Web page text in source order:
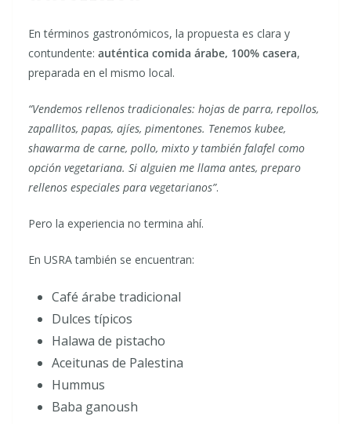
En términos gastronómicos, la propuesta es clara y
contundente: auténtica comida árabe, 100% casera,
preparada en el mismo local.
“Vendemos rellenos tradicionales: hojas de parra, repollos,
zapallitos, papas, ajíes, pimentones. Tenemos kubee,
shawarma de carne, pollo, mixto y también falafel como
opción vegetariana. Si alguien me llama antes, preparo
rellenos especiales para vegetarianos”.
Pero la experiencia no termina ahí.
En USRA también se encuentran:
Café árabe tradicional
Dulces típicos
Halawa de pistacho
Aceitunas de Palestina
Hummus
Baba ganoush